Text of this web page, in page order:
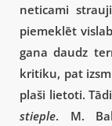
neticami
piemeklēt
gana daudz
kritiku, pat
plaši lietoti.
stieple. M.